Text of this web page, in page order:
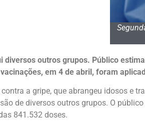
outros grupos. Público
vacinações, em 4 de abril, foram
a gripe, que abrangeu idosos e
de diversos outros grupos. O
841.532 doses.